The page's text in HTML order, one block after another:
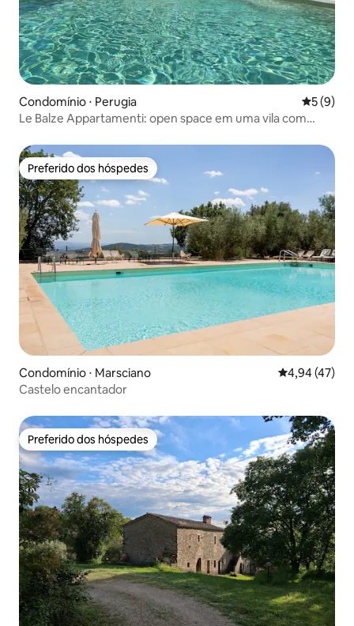
Condomínio ⋅ Perugia 5 de
5 (9)
Le Balze Appartamenti: open space em uma vila com
Preferido dos hóspedes
Preferido dos hóspedes
Condomínio ⋅ Marsciano 4,94 de uma
4,94 (47)
Castelo encantador
Preferido dos hóspedes
Preferido dos hóspedes